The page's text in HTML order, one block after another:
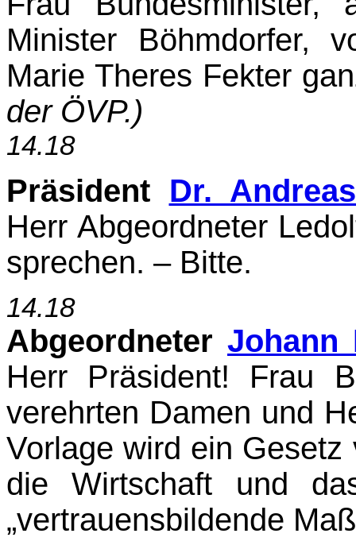
Minister Böhmdorfer,
Marie Theres Fekter
der ÖVP.)
14.18
Präsident Dr.
Herr Abgeordneter
sprechen. – Bitte.
14.18
Abgeordneter Johann
Herr Präsident! Frau
verehrten Damen und
Vorlage wird ein
die Wirtschaft und
„vertrauensbildende